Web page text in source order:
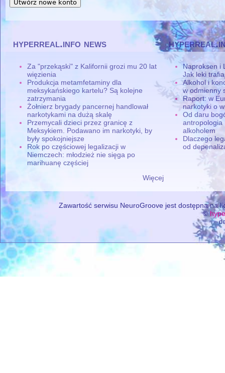
hyperreal.info news
Za "przekąski" z Kalifornii grozi mu 20 lat
więzienia
Produkcja metamfetaminy dla
meksykańskiego kartelu? Są kolejne
zatrzymania
Żołnierz brygady pancernej handlował
narkotykami na dużą skalę
Przemycali dzieci przez granicę z
Meksykiem. Podawano im narkotyki, by
były spokojniejsze
Rok po częściowej legalizacji w
Niemczech: młodzież nie sięga po
marihuanę częściej
Więcej
Naproksen i
Jak leki
Alkohol i
w odmienny
Raport: w
narkotyki o
Od daru
antropologia
alkoholem
Dlaczego
od
Zawartość serwisu NeuroGroove jest dostępna na
©